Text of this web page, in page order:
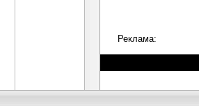
Реклама: